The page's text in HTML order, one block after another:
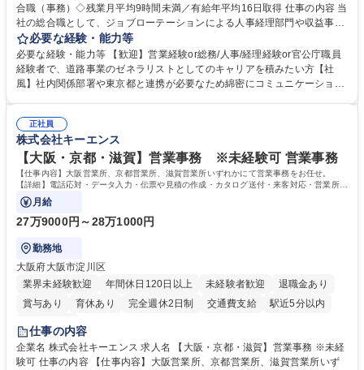
合職（事務）◇残業月平均9時間未満／有給年平均16日取得 仕事の内容 当
社の総合職として、ジョブローテーションによる人事経理部門や収益事業
等のフロント部門の部署等幅広い部署での業務をお任せいたします。研修
制度やキャリア支援が充実しております！ ※下記業務詳細 【業務詳細】■
管理部門：広報、人事、経理など当公社の運営に係る管理業務 ■収益部
門：駐車場の新規開拓、管理運営、新宿駅西口広場の「イベントコーナ
道路施設や道路工事現場の見学ツアー事業 ※入社後は上記いずれかの部門
へ配属。※業務内容変更の範囲：会社の定める業務 募集職種 【都庁グル
ープ】総合職（事務）◇残業月平均9時間未満／有給年平均16日取得
必要な経験・能力等
必要な経験・能力等 【歓迎】営業経験or総務/人事/経理経験or官公庁職員
経験者で、道路事業のゼネラリストとしてのキャリアを積みたい方【社
風】社内関係部署や東京都と連携が必要なため綿密にコミュニケーション
部門など多岐に渡る業務を経験できます。 ■様々なプロジェクト：駐車場
事業の他、新宿駅西口広場内に設置された照明を兼ねた広告「ブライトサ
イン」の管理運営を行うなど、事業収益を生み出す活動を積極的に行って
います。 学歴・資格 学歴：大学院 大学 高専 短大 専修学校 高校 語学力：
資格：
正社員
株式会社キーエンス
【大阪・京都・滋賀】営業事務 ※未経験可 営業事務
【仕事内容】大阪営業所、京都営業所、滋賀営業所いずれかにて営業事務をお任せ。
【詳細】電話応対・データ入力・伝票や見積の作成・カタログ送付・来客対応・営業所内
で発生する事務業務や業務改善をお任せ。
月給
27万9000円～28万1000円
勤務地
大阪府大阪市淀川区
業界未経験歓迎
年間休日120日以上 未経験者歓迎
退職金あり
賞与あり
育休あり 完全週休2日制 交通費支給
駅近5分以内
土日祝休み
仕事の内容
企業名 株式会社キーエンス 求人名 【大阪・京都・滋賀】営業事務 ※未経
験可 仕事の内容 【仕事内容】大阪営業所、京都営業所、滋賀営業所いず